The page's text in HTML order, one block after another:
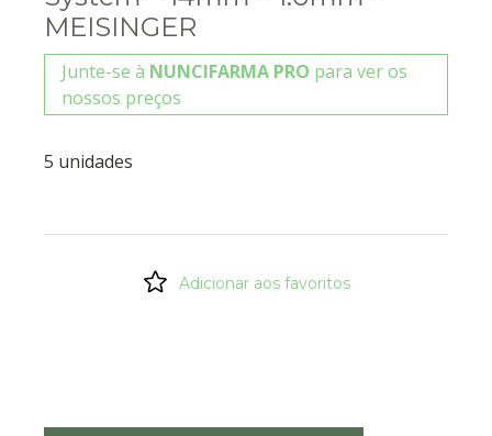
MEISINGER
Junte-se à NUNCIFARMA PRO para ver os
nossos preços
5 unidades
Adicionar aos favoritos